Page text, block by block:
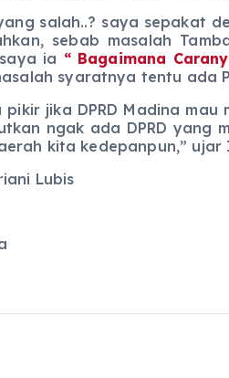
saya sepakat
sebab masalah
ia “ Bagaimana
syaratnya tentu ada
DPRD Madina mau
ngak ada DPRD yang
kita kedepanpun,” ujar
Lubis